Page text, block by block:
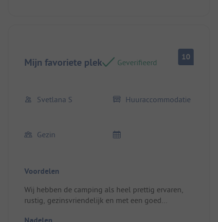
Mijn favoriete plek Geverifieerd
10
Svetlana S Huuraccommodatie
Gezin
Voordelen
Wij hebben de camping als heel prettig ervaren,
rustig, gezinsvriendelijk en met een goed